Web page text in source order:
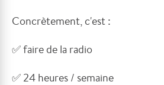
Concrètement, c'est :
✅faire de la radio
✅ 24 heures / semaine